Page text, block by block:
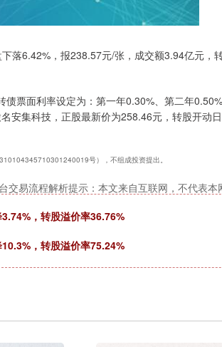
落6.42%，报238.57元/张，成交额3.94亿元，
债票面利率设定为：第一年0.30%、第二年
安集科技，正股最新价为258.46元，转股开动
号），不组成投资提出。
交易流程解析提示：本文来自互联网，不代表本
，转股溢价率36.76%
，转股溢价率75.24%